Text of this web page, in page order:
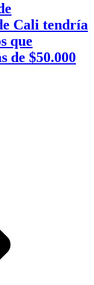
Cali tendría
que
de $50.000